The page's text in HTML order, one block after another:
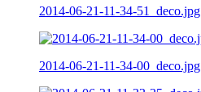
2014-06-21-11-34-51_deco.jpg
2014-06-21-11-34-00_deco.jpg